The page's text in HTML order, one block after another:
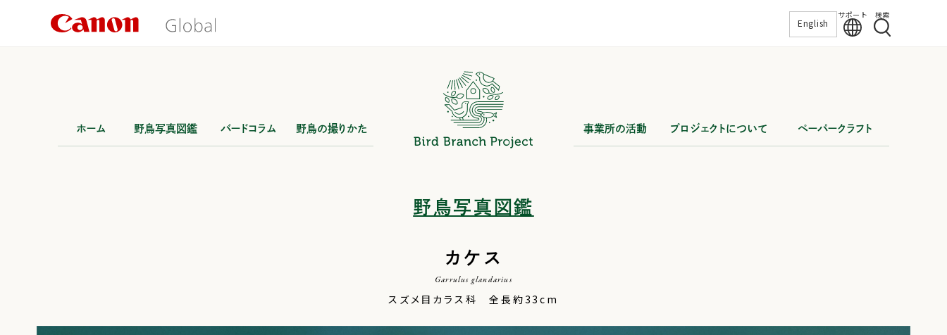
English
サポート 検索
ホーム 野鳥写真図鑑 バードコラム 野鳥の撮りかた 事業所の活動 プロジェクトについて ペーパークラフト
野鳥写真図鑑
カケス
Garrulus glandarius
スズメ目カラス科 全長約33cm